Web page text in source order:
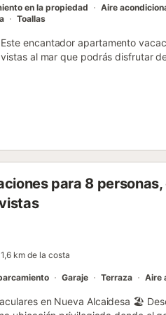
en la propiedad Aire
Toallas
Este encantador apartamento
al mar que podrás disfrutar
y acceso a una refrescante
La ubicación privilegiada te
tranquilo y acogedor. El
de aparcamiento disponible
todos los huéspedes. Normas
la piscina. Los propietarios no
para garantizar la
2!...
para 8
1,6 km de la costa
Garaje Terraza Aire
en Nueva Alcaidesa 🏖️